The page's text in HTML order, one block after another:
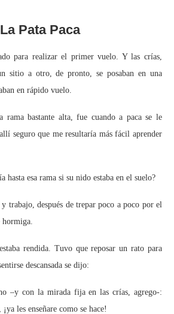
La Pata Paca
para realizar el primer vuelo. Y las crías,
sitio a otro, de pronto, se posaban en una
en rápido vuelo.
bastante alta, fue cuando a paca se le
seguro que me resultaría más fácil aprender
esa rama si su nido estaba en el suelo?
trabajo, después de trepar poco a poco por el
rendida. Tuvo que reposar un rato para
descansada se dijo:
con la mirada fija en las crías, agrego-:
les enseñare como se hace!